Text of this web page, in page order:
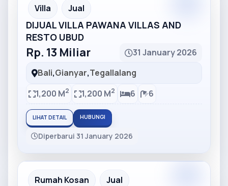
Partner Ad
Villa Jual
DIJUAL VILLA PAWANA VILLAS AND
RESTO UBUD
Rp. 13 Miliar
31 January 2026
Bali,Gianyar,Tegallalang
1,200 M2 1,200 M2 6 6
LIHAT DETAIL HUBUNGI
Diperbarui 31 January 2026
Partner Ad
Rumah Kosan Jual